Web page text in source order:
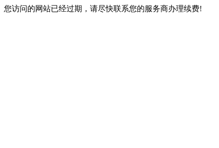
您访问的网站已经过期，请尽快联系您的服务商办理续费!